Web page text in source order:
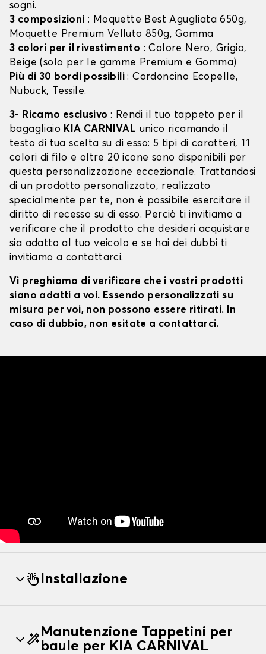
sogni.
3 composizioni : Moquette Best Agugliata 650g,
Moquette Premium Velluto 850g, Gomma
3 colori per il rivestimento : Colore Nero, Grigio,
Beige (solo per le gamme Premium e Gomma)
Più di 30 bordi possibili: Cordoncino Ecopelle,
Nubuck, Tessile.
3- Ricamo esclusivo : Rendi il tuo tappeto per il
bagagliaio KIA CARNIVAL unico ricamando il
testo di tua scelta su di esso: 5 tipi di caratteri, 11
colori di filo e oltre 20 icone sono disponibili per
questa personalizzazione eccezionale. Trattandosi
di un prodotto personalizzato, realizzato
specialmente per te, non è possibile esercitare il
diritto di recesso su di esso. Perciò ti invitiamo a
verificare che il prodotto che desideri acquistare
sia adatto al tuo veicolo e se hai dei dubbi ti
invitiamo a contattarci.
Vi preghiamo di verificare che i vostri prodotti
siano adatti a voi. Essendo personalizzati su
misura per voi, non possono essere ritirati. In
caso di dubbio, non esitate a contattarci.
Installazione
Manutenzione Tappetini per
baule per KIA CARNIVAL